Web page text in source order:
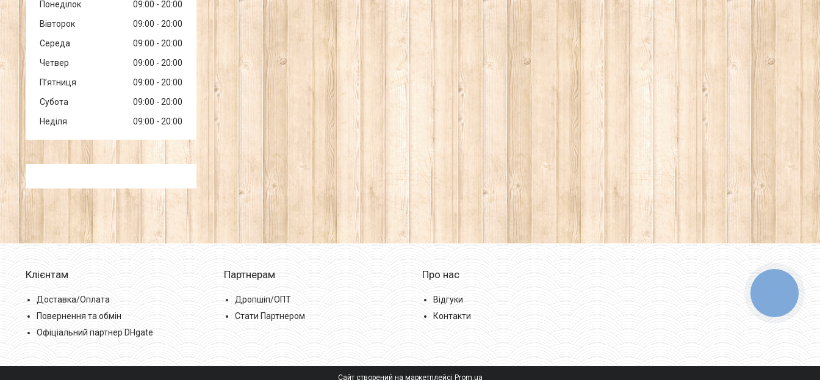
Понеділок 09:00
20:00
Вівторок
09:00
20:00
Середа
09:00
20:00
Четвер
09:00
20:00
Пʼятниця
09:00
20:00
Субота
09:00
20:00
Неділя
09:00 20:00
Клієнтам
Доставка/Оплата
Повернення та обмін
Офіціальний партнер DHgate
Партнерам
Дропшіп/ОПТ
Стати Партнером
Про нас
Відгуки
Контакти
Сайт створений на маркетплейсі Prom.ua